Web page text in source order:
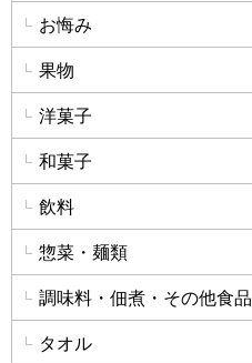
お悔み
果物
洋菓子
和菓子
飲料
惣菜・麺類
調味料・佃煮・その他食品
タオル